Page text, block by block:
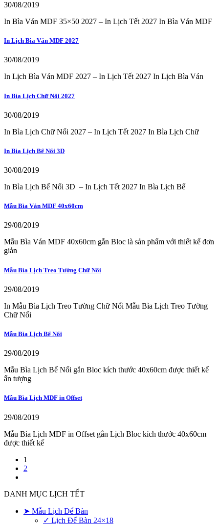
30/08/2019
In Bìa Ván MDF 35×50 2027 – In Lịch Tết 2027 In Bìa Ván MDF
In Lịch Bìa Ván MDF 2027
30/08/2019
In Lịch Bìa Ván MDF 2027 – In Lịch Tết 2027 In Lịch Bìa Ván
In Bìa Lịch Chữ Nổi 2027
30/08/2019
In Bìa Lịch Chữ Nổi 2027 – In Lịch Tết 2027 In Bìa Lịch Chữ
In Bìa Lịch Bế Nổi 3D
30/08/2019
In Bìa Lịch Bế Nổi 3D – In Lịch Tết 2027 In Bìa Lịch Bế
Mẫu Bìa Ván MDF 40x60cm
29/08/2019
Mẫu Bìa Ván MDF 40x60cm gắn Bloc là sản phẩm với thiết kế đơn
giản
Mẫu Bìa Lịch Treo Tường Chữ Nổi
29/08/2019
In Mẫu Bìa Lịch Treo Tường Chữ Nổi Mẫu Bìa Lịch Treo Tường
Chữ Nổi
Mẫu Bìa Lịch Bế Nổi
29/08/2019
Mẫu Bìa Lịch Bế Nổi gắn Bloc kích thước 40x60cm được thiết kế
ấn tượng
Mẫu Bìa Lịch MDF in Offset
29/08/2019
Mẫu Bìa Lịch MDF in Offset gắn Lịch Bloc kích thước 40x60cm
được thiết kế
1
2
DANH MỤC LỊCH TẾT
➤ Mẫu Lịch Để Bàn
✓ Lịch Để Bàn 24×18